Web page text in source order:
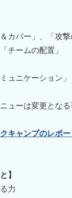
＆カバー」、「攻
チームの配置」
ュニケーション」
ューは変更となる
キャンプのレポ
】
力